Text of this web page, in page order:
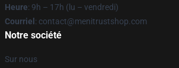
Heure: 9h – 17h (lu – vendredi)
Courriel : contact@menitrustshop.com
Notre société
Sur nous